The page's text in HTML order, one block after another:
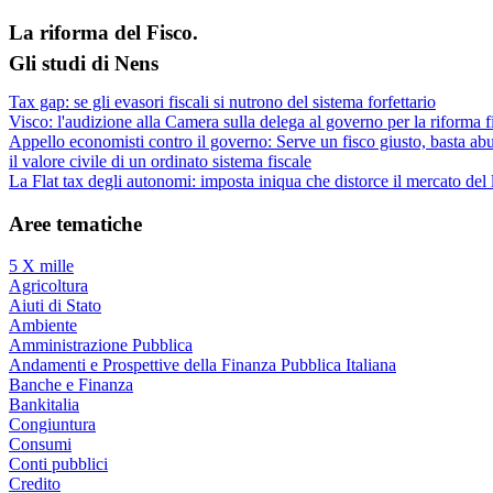
La riforma del Fisco.
Gli studi di Nens
Tax gap: se gli evasori fiscali si nutrono del sistema forfettario
Visco: l'audizione alla Camera sulla delega al governo per la riforma
Appello economisti contro il governo: Serve un fisco giusto, basta
il valore civile di un ordinato sistema fiscale
La Flat tax degli autonomi: imposta iniqua che distorce il mercato del
Aree tematiche
5 X mille
Agricoltura
Aiuti di Stato
Ambiente
Amministrazione Pubblica
Andamenti e Prospettive della Finanza Pubblica Italiana
Banche e Finanza
Bankitalia
Congiuntura
Consumi
Conti pubblici
Credito